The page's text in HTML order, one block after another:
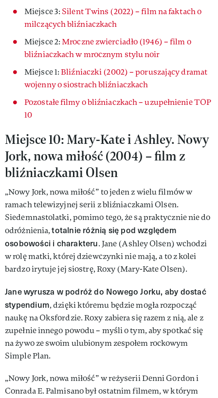
Miejsce 3: Silent Twins (2022) – film na faktach o
milczących bliźniaczkach
Miejsce 2:Mroczne zwierciadło (1946) – film o
bliźniaczkach w mrocznym stylu noir
Miejsce 1:Bliźniaczki (2002) – poruszający dramat
wojenny o siostrach bliźniaczkach
Pozostałe filmy o bliźniaczkach – uzupełnienie TOP
10
Miejsce 10: Mary-Kate i Ashley. Nowy
Jork, nowa miłość (2004) – film z
bliźniaczkami Olsen
„Nowy Jork, nowa miłość” to jeden z wielu filmów w
ramach telewizyjnej serii z bliźniaczkami Olsen.
Siedemnastolatki, pomimo tego, że są praktycznie nie do
odróżnienia,totalnie różnią się pod względem
osobowości i charakteru. Jane (Ashley Olsen) wchodzi
w rolę matki, której dziewczynki nie mają, a to z kolei
bardzo irytuje jej siostrę, Roxy (Mary-Kate Olsen).
Jane wyrusza w podróż do Nowego Jorku, aby dostać
stypendium, dzięki któremu będzie mogła rozpocząć
naukę na Oksfordzie. Roxy zabiera się razem z nią, ale z
zupełnie innego powodu – myśli o tym, aby spotkać się
na żywo ze swoim ulubionym zespołem rockowym
Simple Plan.
„Nowy Jork, nowa miłość” w reżyserii Denni Gordon i
Conrada E. Palmisano był ostatnim filmem, w którym